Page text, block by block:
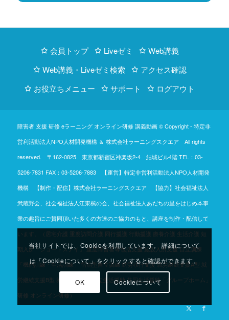
会員トップ Liveゼミ
Web講義
Web講義・Liveゼミ検索
アクセス確認
お役立ちメニュー
サポート ログアウト
障害者 支援 研修 eラーニング オンライン研修 講義動画 © Copyright - 特定非
営利活動法人NPO人材開発機構＆ 株式会社ラーニングスクエア All rights
reserved. 〒162-0825 東京都新宿区神楽坂2-4 結城ビル4階TEL：03-
5206-7831 FAX：03-5206-7883 【運営】特定非営利活動法人NPO人材開発
機構 【制作・配信】株式会社ラーニングスクエア 【協力】社会福祉法人
武蔵野会、社会福祉法人江東楓の会、社会福祉法人あだちの里をはじめ本事
業の趣旨にご賛同頂いた多くの方達のご協力のもと、講座を制作・配信して
います。（居宅介護 重度訪問介護 同行援護 行動援護 療養介護 生活介護 短
期入所「ショートステイ」 重度障害者等包括支援 施設入所支援 自立訓練
「機能訓練・生活訓練」 宿泊型自立訓練 就労移行支援 就労継続支援A型 就
労継続支援B型 就労定着支援 自立生活援助 共同生活援助「グループホーム」
研修 オンライン研修）
当社サイトでは、Cookieを利用しています。 詳細について
は「Cookieについて」をクリックすると確認ができます。
OK Cookieについて